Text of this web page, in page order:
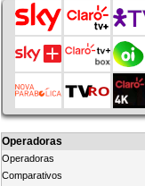
Operadoras
Operadoras
Comparativos